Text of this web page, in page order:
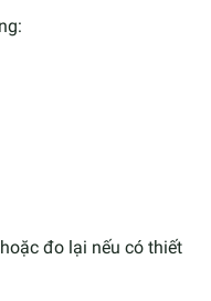
đo lại nếu có thiết